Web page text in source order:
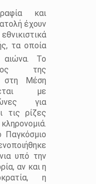
και
έχουν
τα οποία
αιώνα. Το
της
στη Μέση
με
για
τις ρίζες
υπό την
αν και η
η